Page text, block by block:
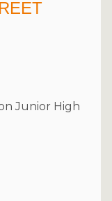
Junior High